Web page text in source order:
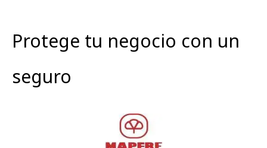
Protege tu negocio con un
seguro